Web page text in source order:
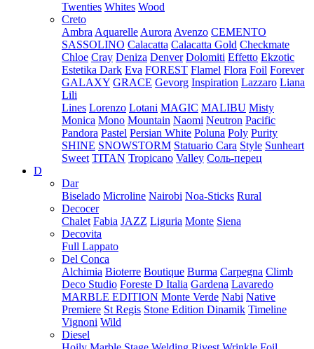
Twenties Whites Wood
Creto
Ambra Aquarelle Aurora Avenzo CEMENTO
SASSOLINO Calacatta Calacatta Gold Checkmate
Chloe Cray Deniza Denver Dolomiti Effetto Ekzotic
Estetika Dark Eva FOREST Flamel Flora Foil Forever
GALAXY GRACE Gevorg Inspiration Lazzaro Liana
Lili
Lines Lorenzo Lotani MAGIC MALIBU Misty
Monica Mono Mountain Naomi Neutron Pacific
Pandora Pastel Persian White Poluna Poly Purity
SHINE SNOWSTORM Statuario Cara Style Sunheart
Sweet TITAN Tropicano Valley Соль-перец
D
Dar
Biselado Microline Nairobi Noa-Sticks Rural
Decocer
Chalet Fabia JAZZ Liguria Monte Siena
Decovita
Full Lappato
Del Conca
Alchimia Bioterre Boutique Burma Carpegna Climb
Deco Studio Foreste D Italia Gardena Lavaredo
MARBLE EDITION Monte Verde Nabi Native
Premiere St Regis Stone Edition Dinamik Timeline
Vignoni Wild
Diesel